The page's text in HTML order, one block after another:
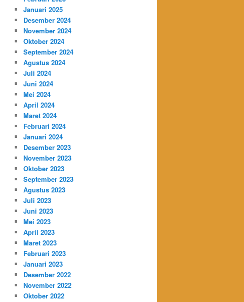
Januari 2025
Desember 2024
November 2024
Oktober 2024
September 2024
Agustus 2024
Juli 2024
Juni 2024
Mei 2024
April 2024
Maret 2024
Februari 2024
Januari 2024
Desember 2023
November 2023
Oktober 2023
September 2023
Agustus 2023
Juli 2023
Juni 2023
Mei 2023
April 2023
Maret 2023
Februari 2023
Januari 2023
Desember 2022
November 2022
Oktober 2022